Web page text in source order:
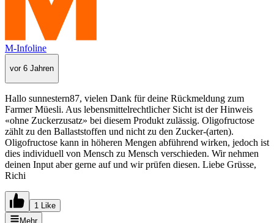
M-Infoline
vor 6 Jahren
Hallo sunnestern87, vielen Dank für deine Rückmeldung zum
Farmer Müesli. Aus lebensmittelrechtlicher Sicht ist der Hinweis
«ohne Zuckerzusatz» bei diesem Produkt zulässig. Oligofructose
zählt zu den Ballaststoffen und nicht zu den Zucker-(arten).
Oligofructose kann in höheren Mengen abführend wirken, jedoch ist
dies individuell von Mensch zu Mensch verschieden. Wir nehmen
deinen Input aber gerne auf und wir prüfen diesen. Liebe Grüsse,
Richi
1 Like
Mehr